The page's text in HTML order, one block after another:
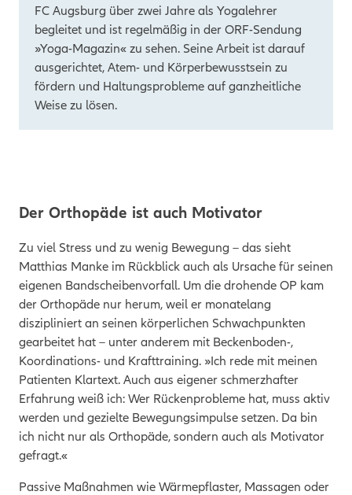
FC Augsburg über zwei Jahre als Yogalehrer
begleitet und ist regelmäßig in der ORF-Sendung
»Yoga-Magazin« zu sehen. Seine Arbeit ist darauf
ausgerichtet, Atem- und Körperbewusstsein zu
fördern und Haltungsprobleme auf ganzheitliche
Weise zu lösen.
Der Orthopäde ist auch Motivator
Zu viel Stress und zu wenig Bewegung – das sieht
Matthias Manke im Rückblick auch als Ursache für seinen
eigenen Bandscheibenvorfall. Um die drohende OP kam
der Orthopäde nur herum, weil er monatelang
diszipliniert an seinen körperlichen Schwachpunkten
gearbeitet hat – unter anderem mit Beckenboden-,
Koordinations- und Krafttraining. »Ich rede mit meinen
Patienten Klartext. Auch aus eigener schmerzhafter
Erfahrung weiß ich: Wer Rückenprobleme hat, muss aktiv
werden und gezielte Bewegungsimpulse setzen. Da bin
ich nicht nur als Orthopäde, sondern auch als Motivator
gefragt.«
Passive Maßnahmen wie Wärmepflaster, Massagen oder